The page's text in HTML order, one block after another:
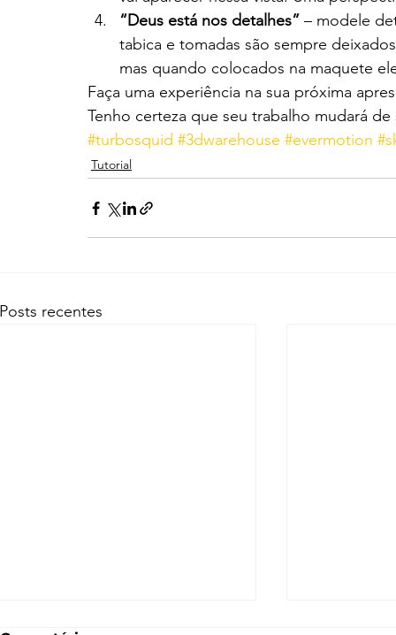
“Deus está nos detalhes” – modele
tabica e tomadas são sempre
mas quando colocados na maquete
Faça uma experiência na sua próxima
Tenho certeza que seu trabalho mudará de
#turbosquid #3dwarehouse #evermotion
Tutorial
Posts recentes